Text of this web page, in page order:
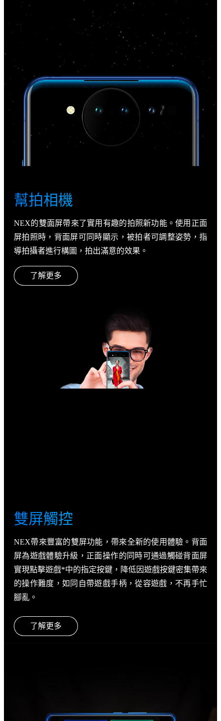
幫拍相機
NEX的雙面屏帶來了實用有趣的拍照新功能。使用正面
屏拍照時，背面屏可同時顯示，被拍者可調整姿勢，指
導拍攝者進行構圖，拍出滿意的效果。
了解更多
雙屏觸控
NEX帶來豐富的雙屏功能，帶來全新的使用體驗。背面
屏為遊戲體驗升級，正面操作的同時可通過觸碰背面屏
實現點擊遊戲*中的指定按鍵，降低因遊戲按鍵密集帶來
的操作難度，如同自帶遊戲手柄，從容遊戲，不再手忙
腳亂。
了解更多